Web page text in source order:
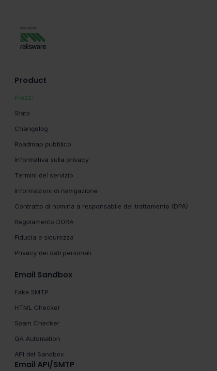
Product
Prezzi
Stato
Changelog
Roadmap pubblico
Informativa sulla privacy
Termini del servizio
Informazioni di navigazione
Contratto di nomina a responsabile del trattamento (DPA)
Regolamento DORA
Fiducia e sicurezza
Privacy dei dati personali
Email Sandbox
Fake SMTP
HTML Checker
Spam Checker
QA Automation
API del Sandbox
Email API/SMTP